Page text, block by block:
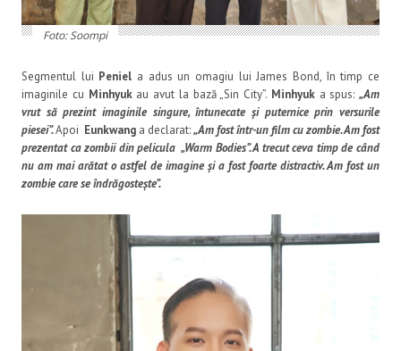
Foto: Soompi
Segmentul lui Peniel a adus un omagiu lui James Bond, în timp ce
imaginile cu Minhyukau avut la bază „Sin City”. Minhyuka spus: „Am
vrut să prezint imaginile singure, întunecate și puternice prin versurile
piesei”.Apoi Eunkwang a declarat:„Am fost într-un film cu zombie. Am fost
prezentat ca zombii din pelicula „Warm Bodies”. A trecut ceva timp de când
nu am mai arătat o astfel de imagine și a fost foarte distractiv. Am fost un
zombie care se îndrăgostește”.